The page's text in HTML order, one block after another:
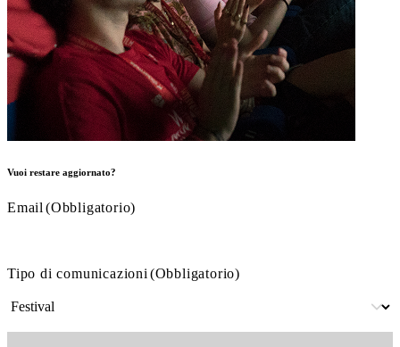
Vuoi restare aggiornato?
Email (Obbligatorio)
Tipo di comunicazioni (Obbligatorio)